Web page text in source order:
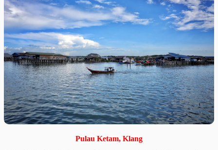
Pulau Ketam, Klang